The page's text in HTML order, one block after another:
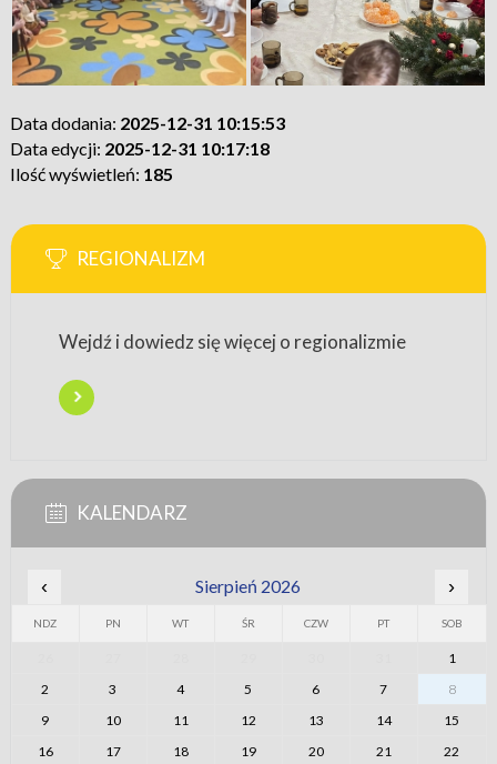
Data dodania: 2025-12-31 10:15:53
Data edycji: 2025-12-31 10:17:18
Ilość wyświetleń: 185
REGIONALIZM
Wejdź i dowiedz się więcej o regionalizmie
KALENDARZ
‹ Sierpień 2026 ›
NDZ PN WT ŚR CZW PT SOB
1
2
3 4 5 6 7
8
9
10 11 12 13 14
15
16
17 18 19 20 21
22